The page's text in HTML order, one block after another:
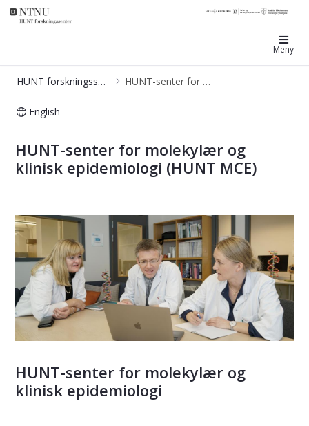
Meny
HUNT forskningssenter HUNT-senter for molekylær og klinisk epidemiologi
English
HUNT-senter for molekylær og
klinisk epidemiologi (HUNT MCE)
HUNT-senter for molekylær og
klinisk epidemiologi